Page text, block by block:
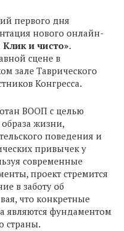
первого дня
нового онлайн-
Клик и чисто».
сцене в
зале Таврического
Конгресса.
ВООП с целью
жизни,
поведения и
привычек у
современные
проект стремится
в заботу об
что конкретные
являются фундаментом
страны.